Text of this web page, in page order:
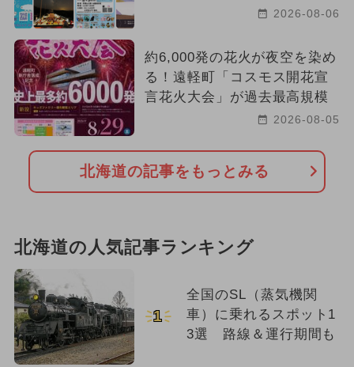
2026-08-06
約6,000発の花火が夜空を染め
る！遠軽町「コスモス開花宣
言花火大会」が過去最高規模
2026-08-05
北海道の記事をもっとみる
北海道の人気記事ランキング
1
全国のSL（蒸気機関
車）に乗れるスポット1
3選 路線＆運行期間も